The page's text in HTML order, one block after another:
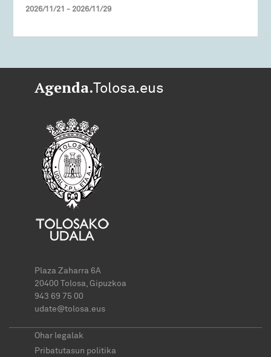
2026/11/21 - 2026/11/29
Agenda.Tolosa.eus
Plaza Zaharra 6A
20400 Tolosa, Gipuzkoa
943 69 75 00
udate@tolosa.eus
Ohar legalak
Pribatutasun politika